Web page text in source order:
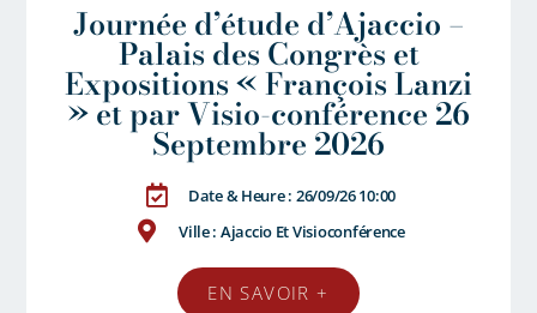
Journée d’étude d’Ajaccio –
Palais des Congrès et
Expositions « François Lanzi
» et par Visio-conférence 26
Septembre 2026
Date & Heure : 26/09/26 10:00
Ville : Ajaccio Et Visioconférence
EN SAVOIR +